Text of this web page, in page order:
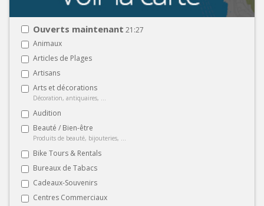
Ouverts maintenant 21:27
Animaux
Articles de Plages
Artisans
Arts et décorations
Décoration, antiquaires, ...
Audition
Beauté / Bien-être
Produits de beauté, bijouteries, ...
Bike Tours & Rentals
Bureaux de Tabacs
Cadeaux-Souvenirs
Centres Commerciaux